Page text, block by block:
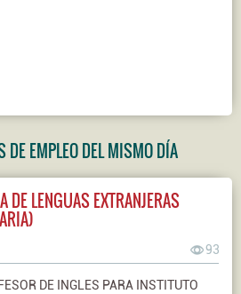
DE EMPLEO DEL MISMO DÍA
DE LENGUAS EXTRANJERAS
93
DE INGLES PARA INSTITUTO